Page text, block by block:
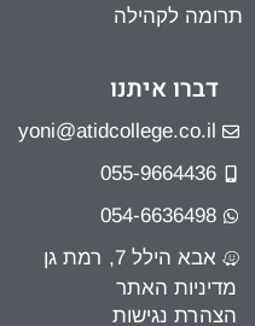
תרומה לקהילה
דברו איתנו
yoni@atidcollege.co.il
055-9664436
054-6636498
אבא הילל 7, רמת גן
מדיניות האתר
הצהרת נגישות